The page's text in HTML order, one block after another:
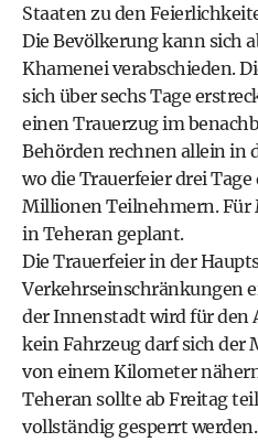
Staaten zu den
Die Bevölkerung kann sich
Khamenei verabschieden.
sich über sechs Tage
einen Trauerzug im
Behörden rechnen allein in
wo die Trauerfeier drei
Millionen Teilnehmern. Für
in Teheran geplant.
Die Trauerfeier in der
Verkehrseinschränkungen
der Innenstadt wird für den
kein Fahrzeug darf sich der
von einem Kilometer
Teheran sollte ab Freitag
vollständig gesperrt